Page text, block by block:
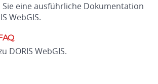
eine ausführliche Dokumentation
WebGIS.
DORIS WebGIS.